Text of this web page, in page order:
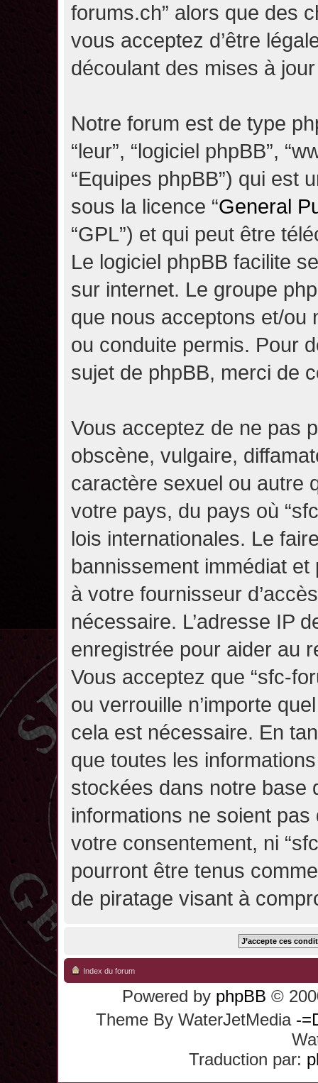
forums.ch” alors que des
vous acceptez d’être
découlant des mises à
Notre forum est de type
“leur”, “logiciel phpBB”,
“Equipes phpBB”) qui est
sous la licence “General
“GPL”) et qui peut être
Le logiciel phpBB facilite
sur internet. Le groupe
que nous acceptons et/ou
ou conduite permis. Pour
sujet de phpBB, merci de
Vous acceptez de ne pas
obscène, vulgaire,
caractère sexuel ou autre
votre pays, du pays où
lois internationales. Le
bannissement immédiat
à votre fournisseur
nécessaire. L’adresse IP
enregistrée pour aider au
Vous acceptez que “sfc-
ou verrouille n’importe
cela est nécessaire. En
que toutes les
stockées dans notre base
informations ne soient
votre consentement, ni
pourront être tenus
de piratage visant à
Index du forum
Powered by phpBB ©
Theme By WaterJetMedia -
Traduction par: